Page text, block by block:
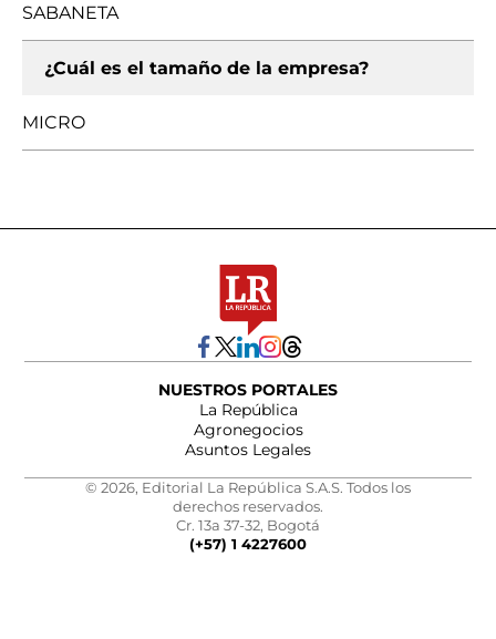
SABANETA
¿Cuál es el tamaño de la empresa?
MICRO
NUESTROS PORTALES
La República
Agronegocios
Asuntos Legales
© 2026, Editorial La República S.A.S. Todos los
derechos reservados.
Cr. 13a 37-32, Bogotá
(+57) 1 4227600